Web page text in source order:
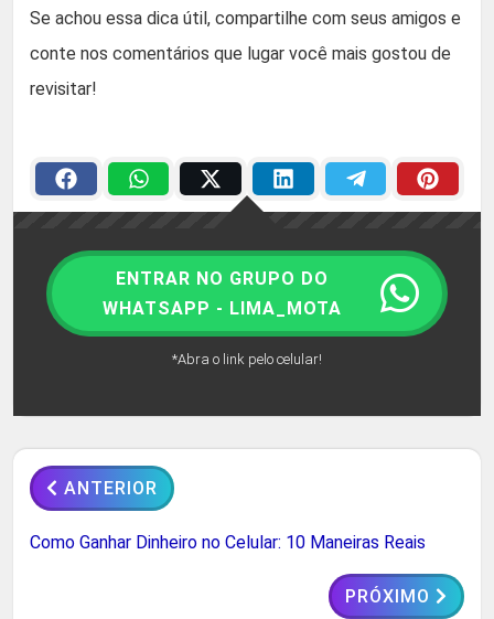
Se achou essa dica útil, compartilhe com seus amigos e
conte nos comentários que lugar você mais gostou de
revisitar!
ENTRAR NO GRUPO DO
WHATSAPP - LIMA_MOTA
*Abra o link pelo celular!
ANTERIOR
Como Ganhar Dinheiro no Celular: 10 Maneiras Reais
PRÓXIMO